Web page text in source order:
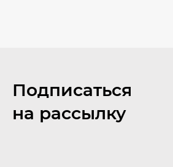
Подписаться
на рассылку